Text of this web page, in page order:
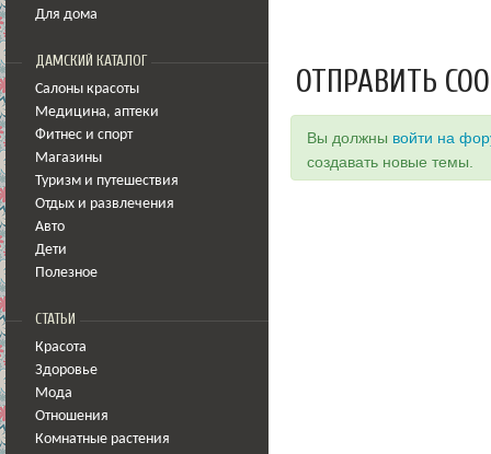
Для дома
ДАМСКИЙ КАТАЛОГ
Салоны красоты
Медицина, аптеки
Фитнес и спорт
Магазины
Туризм и путешествия
Отдых и развлечения
Авто
Дети
Полезное
СТАТЬИ
Красота
Здоровье
Мода
Отношения
Комнатные растения
ОТПРАВИТЬ
Вы должны войти на
создавать новые темы.